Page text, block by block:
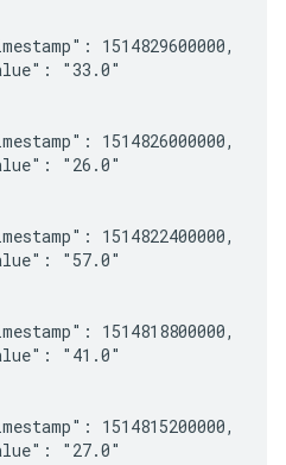
1514829600000,
"33.0"
1514826000000,
"26.0"
1514822400000,
"57.0"
1514818800000,
"41.0"
1514815200000,
"27.0"